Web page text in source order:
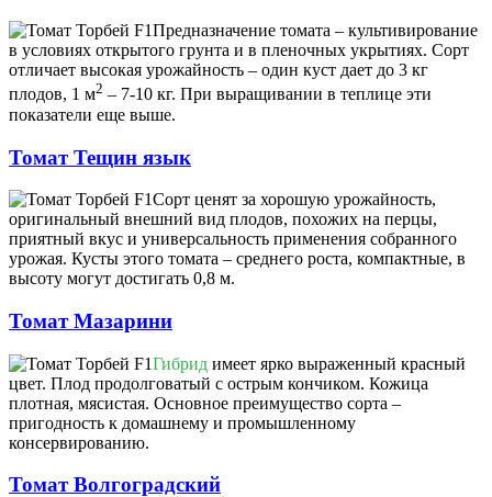
Предназначение томата – культивирование
в условиях открытого грунта и в пленочных укрытиях. Сорт
отличает высокая урожайность – один куст дает до 3 кг
плодов, 1 м2 – 7-10 кг. При выращивании в теплице эти
показатели еще выше.
Томат Тещин язык
Сорт ценят за хорошую урожайность,
оригинальный внешний вид плодов, похожих на перцы,
приятный вкус и универсальность применения собранного
урожая. Кусты этого томата – среднего роста, компактные, в
высоту могут достигать 0,8 м.
Томат Мазарини
Гибрид имеет ярко выраженный красный
цвет. Плод продолговатый с острым кончиком. Кожица
плотная, мясистая. Основное преимущество сорта –
пригодность к домашнему и промышленному
консервированию.
Томат Волгоградский